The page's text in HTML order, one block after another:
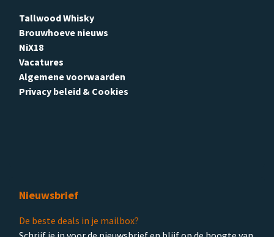
Tallwood Whisky
Brouwhoeve nieuws
NiX18
Vacatures
Algemene voorwaarden
Privacy beleid & Cookies
Nieuwsbrief
De beste deals in je mailbox?